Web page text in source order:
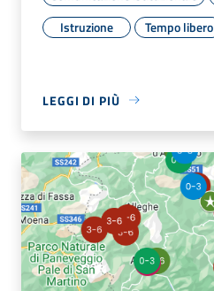
Istruzione
Tempo libero
LEGGI DI PIÙ